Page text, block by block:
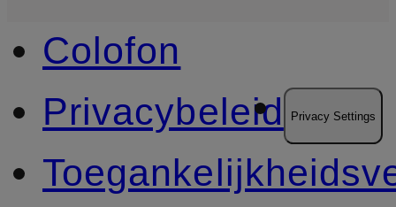
Colofon
Privacybeleid
Privacy Settings